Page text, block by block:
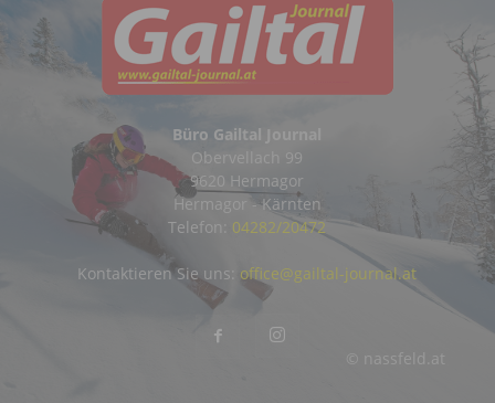
Büro Gailtal Journal
Obervellach 99
9620 Hermagor
Hermagor - Kärnten
Telefon: 04282/20472
© nassfeld.at
Kontaktieren Sie uns: office@gailtal-journal.at